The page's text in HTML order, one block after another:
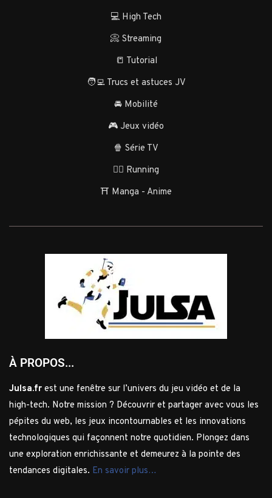
💻 High Tech
📀 Streaming
📒 Tutorial
🧑‍💻 Trucs et astuces JV
🚘 Mobilité
🎮 Jeux vidéo
🍿 Série TV
🏃‍♂️ Running
⛩️ Manga - Anime
À PROPOS...
Julsa.fr est une fenêtre sur l’univers du jeu vidéo et de la
high-tech. Notre mission ? Découvrir et partager avec vous les
pépites du web, les jeux incontournables et les innovations
technologiques qui façonnent notre quotidien. Plongez dans
une exploration enrichissante et demeurez à la pointe des
tendances digitales. En savoir plus…